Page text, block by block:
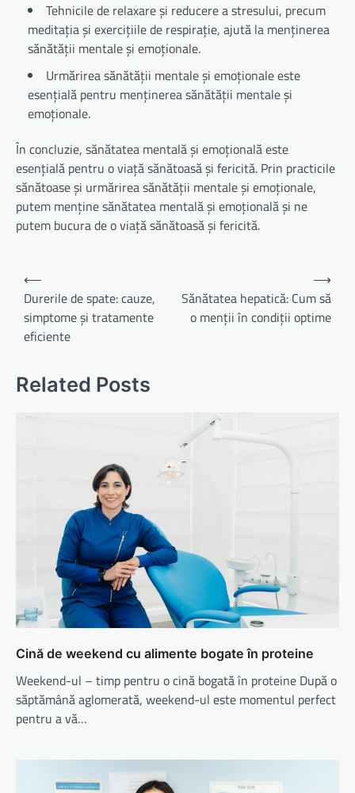
Tehnicile de relaxare și reducere a stresului, precum
meditația și exercițiile de respirație, ajută la menținerea
sănătății mentale și emoționale.
Urmărirea sănătății mentale și emoționale este
esențială pentru menținerea sănătății mentale și
emoționale.
În concluzie, sănătatea mentală și emoțională este
esențială pentru o viață sănătoasă și fericită. Prin practicile
sănătoase și urmărirea sănătății mentale și emoționale,
putem menține sănătatea mentală și emoțională și ne
putem bucura de o viață sănătoasă și fericită.
Navigare
în
articole
⟵
Durerile de spate: cauze,
simptome și tratamente
eficiente
Sănătatea hepatică: Cum să
o menții în condiții optime
⟶
Related Posts
Cină de weekend cu alimente bogate în proteine
Weekend-ul – timp pentru o cină bogată în proteine După o
săptămână aglomerată, weekend-ul este momentul perfect
pentru a vă…